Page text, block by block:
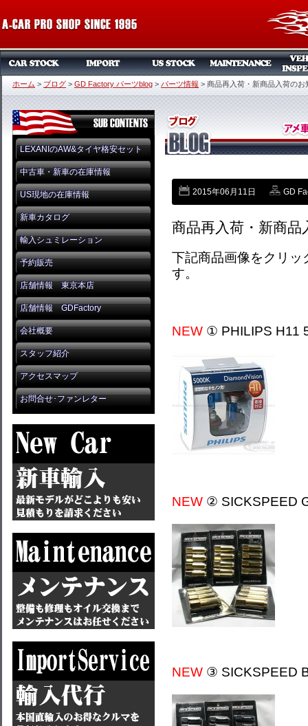
ホーム > ブログ > GD Factory パーツblog > パーツ情報 > 商品再入荷・新商品入荷のお
LEXANIのAW&タイヤ格安セット
中古車・新車の在庫情報
US現地の在庫情報
新車カタログ
輸入シュミレーション
予約販売
店舗情報 東京本店
店舗情報 GDFactory
会社概要
スタッフ紹介
アクセスマップ
お問合せ･ファンレター
2015年06月11日 GD
商品再入荷・新商
下記商品画像をクリッ
す。
NEW ① PHILIPS H11
NEW ② SICKSPEED
NEW ③ SICKSPEED